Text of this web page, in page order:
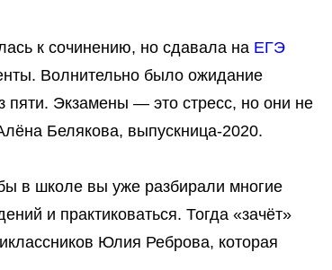
к сочинению, но сдавала на ЕГЭ
Волнительно было ожидание
пяти. Экзамены — это стресс, но они не
Белякова, выпускница-2020.
в школе вы уже разбирали многие
и практиковаться. Тогда «зачёт»
Юлия Реброва, которая